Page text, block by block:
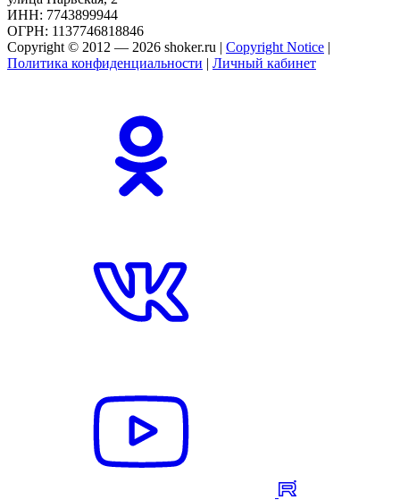
ИНН: 7743899944
ОГРН: 1137746818846
Copyright © 2012 — 2026 shoker.ru | Copyright Notice |
Политика конфиденциальности | Личный кабинет